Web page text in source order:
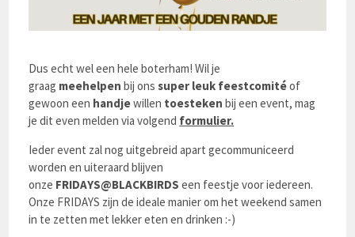
Dus echt wel een hele boterham! Wil je
graag meehelpen bij onssuper leuk feestcomitéof
gewoon een handjewillen toesteken bij een event, mag
je dit even melden via volgend formulier.
Ieder event zal nog uitgebreid apart gecommuniceerd
worden en uiteraard blijven
onze FRIDAYS@BLACKBIRDS een feestje voor iedereen.
Onze FRIDAYS zijn de ideale manier om het weekend samen
in te zetten met lekker eten en drinken :-)